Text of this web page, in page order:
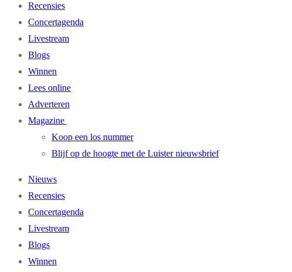
Recensies
Concertagenda
Livestream
Blogs
Winnen
Lees online
Adverteren
Magazine
Koop een los nummer
Blijf op de hoogte met de Luister nieuwsbrief
Nieuws
Recensies
Concertagenda
Livestream
Blogs
Winnen